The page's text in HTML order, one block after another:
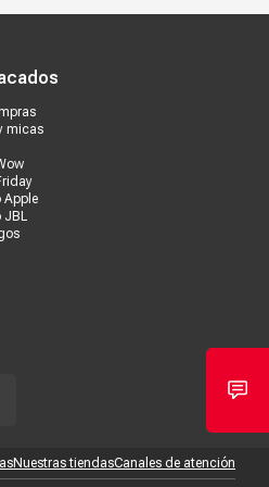
micas
Apple
JBL
Nuestras tiendasCanales de atención